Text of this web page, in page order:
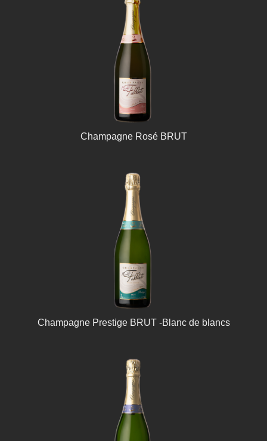
Champagne Rosé BRUT
Champagne Prestige BRUT -Blanc de blancs